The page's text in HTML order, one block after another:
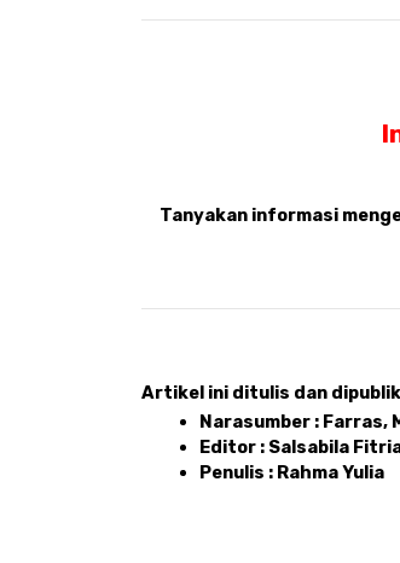
Tanyakan informasi
Artikel ini ditulis dan
Narasumber : Farras,
Editor : Salsabila
Penulis : Rahma Yulia